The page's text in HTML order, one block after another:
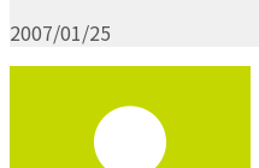
2007/01/25